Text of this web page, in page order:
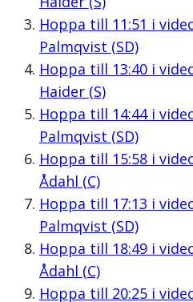
Hoppa till 11:51 i
Palmqvist (SD)
Hoppa till 13:40i
Haider (S)
Hoppa till 14:44i
Palmqvist (SD)
Hoppa till 15:58i
Ådahl (C)
Hoppa till 17:13 i
Palmqvist (SD)
Hoppa till 18:49i
Ådahl (C)
Hoppa till 20:25i